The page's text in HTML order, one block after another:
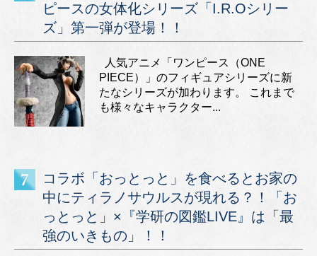
ピースの女体化シリーズ「I.R.Oシリー
ズ」第一弾が登場！！
人気アニメ「ワンピース（ONE
PIECE）」のフィギュアシリーズに新
たなシリーズが加わります。 これまで
も様々なキャラクター...
コラボ「おっとっと」を食べるとお家の
中にティラノサウルスが現れる？！「お
っとっと」×『学研の図鑑LIVE』は「最
強のいきもの」！！